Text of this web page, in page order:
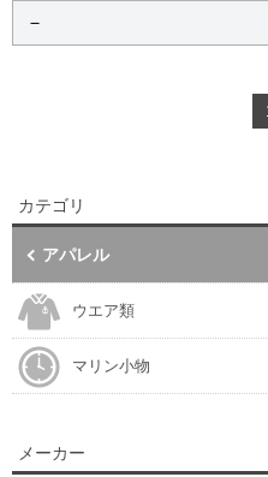
カテゴリ
アパレル
ウエア類
マリン小物
メーカー